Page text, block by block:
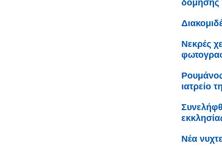
δόμησης
Νεκρές
ιατρείο
Νέα